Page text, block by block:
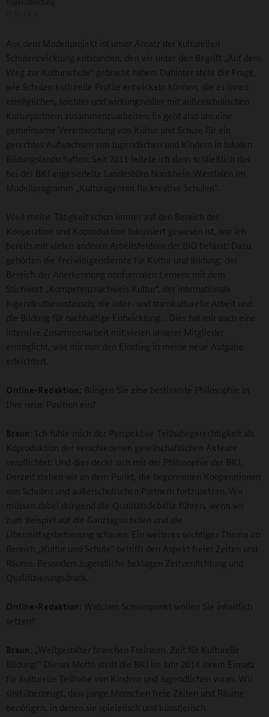
Aus dem Modellprojekt ist unser Ansatz der kulturellen
Schulentwicklung entstanden, den wir unter den Begriff „Auf dem
Weg zur Kulturschule“ gebracht haben. Dahinter steht die Frage,
wie Schulen kulturelle Profile entwickeln können, die es ihnen
ermöglichen, leichter und wirkungsvoller mit außerschulischen
Kulturpartnern zusammenzuarbeiten. Es geht also um eine
gemeinsame Verantwortung von Kultur und Schule für ein
gerechtes Aufwachsen von Jugendlichen und Kindern in lokalen
Bildungslandschaften. Seit 2011 leitete ich dann schließlich das
bei der BKJ angesiedelte Landesbüro Nordrhein-Westfalen im
Modellprogramm „Kulturagenten für kreative Schulen“.
Weil meine Tätigkeit schon immer auf den Bereich der
Kooperation und Koproduktion fokussiert gewesen ist, war ich
bereits mit vielen anderen Arbeitsfeldern der BKJ befasst: Dazu
gehörten die Freiwilligendienste für Kultur und Bildung, der
Bereich der Anerkennung nonformalen Lernens mit dem
Stichwort „Kompetenznachweis Kultur“, der internationale
Jugendkulturaustausch, die inter- und transkulturelle Arbeit und
die Bildung für nachhaltige Entwicklung. . Dies hat mir auch eine
intensive Zusammenarbeit mit vielen unserer Mitglieder
ermöglicht, was mir nun den Einstieg in meine neue Aufgabe
erleichtert.
Online-Redaktion: Bringen Sie eine bestimmte Philosophie in
Ihre neue Position ein?
Braun: Ich fühle mich der Perspektive Teilhabegerechtigkeit als
Koproduktion der verschiedenen gesellschaftlichen Akteure
verpflichtet. Und dies deckt sich mit der Philosophie der BKJ.
Derzeit stehen wir an dem Punkt, die begonnenen Kooperationen
von Schulen und außerschulischen Partnern fortzusetzen. Wir
müssen dabei dringend die Qualitätsdebatte führen, wenn wir
zum Beispiel auf die Ganztagsschulen und die
Übermittagsbetreuung schauen. Ein weiteres wichtiges Thema im
Bereich „Kultur und Schule“ betrifft den Aspekt freier Zeiten und
Räume. Besonders Jugendliche beklagen Zeitverdichtung und
Qualifizierungsdruck.
Online-Redaktion: Welchen Schwerpunkt wollen Sie inhaltlich
setzen?
Braun:
„Weltgestalter brauchen Freiraum. Zeit für Kulturelle
Bildung!“ Dieses Motto stellt die BKJ im Jahr 2014 ihrem Einsatz
für kulturelle Teilhabe von Kindern und Jugendlichen voran. Wir
sind überzeugt, dass junge Menschen freie Zeiten und Räume
benötigen, in denen sie spielerisch und künstlerisch